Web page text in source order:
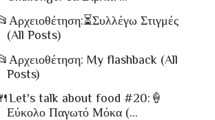
Στιγμές
(All Posts)
My flashback (All
Posts)
talk about food #20:🍦
Εύκολο Παγωτό Μόκα (...